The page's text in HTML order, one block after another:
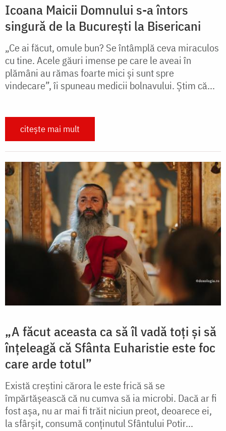
Icoana Maicii Domnului s-a întors
singură de la București la Bisericani
„Ce ai făcut, omule bun? Se întâmplă ceva miraculos
cu tine. Acele găuri imense pe care le aveai în
plămâni au rămas foarte mici și sunt spre
vindecare”, îi spuneau medicii bolnavului. Știm că...
citește mai mult
„A făcut aceasta ca să îl vadă toți și să
înțeleagă că Sfânta Euharistie este foc
care arde totul”
Există creștini cărora le este frică să se
împărtășească că nu cumva să ia microbi. Dacă ar fi
fost așa, nu ar mai fi trăit niciun preot, deoarece ei,
la sfârșit, consumă conținutul Sfântului Potir...